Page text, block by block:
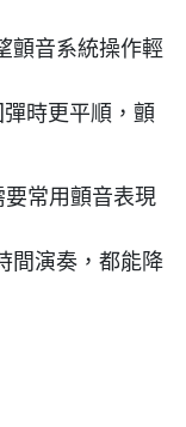
顫音系統操作輕
時更平順，顫
要常用顫音表現
間演奏，都能降